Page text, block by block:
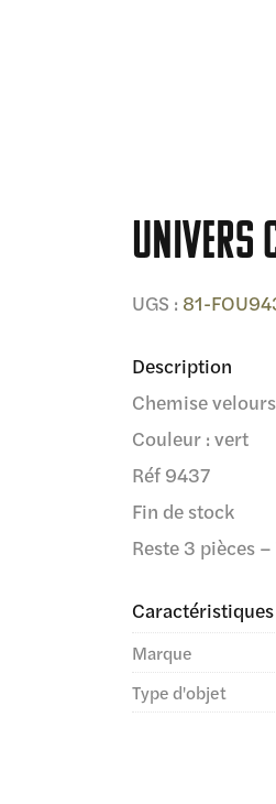
UGS : 81-
Description
Chemise
Couleur : vert
Réf 9437
Fin de stock
Reste 3 pièces
Caractéristiques
Marque
Type d'objet